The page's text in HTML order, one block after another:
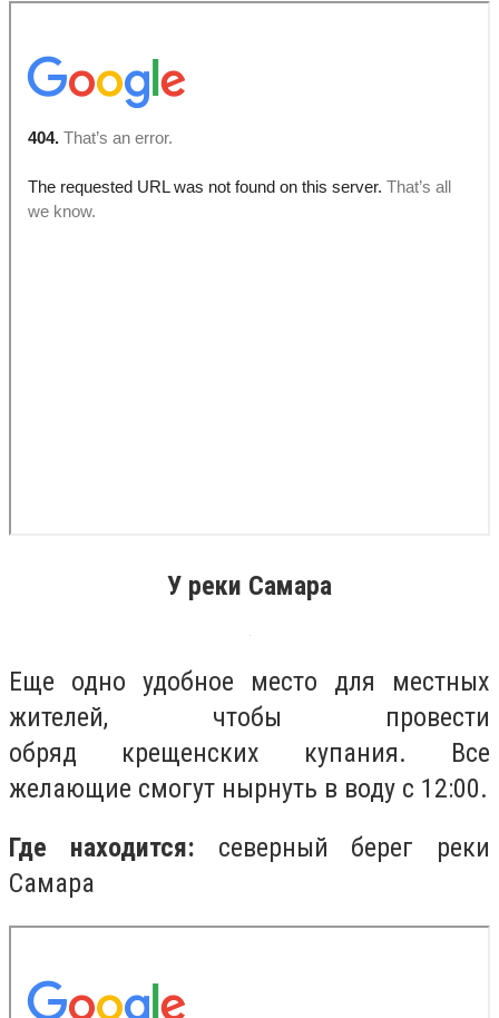
У реки Самара
Еще одно удобное место для местных
жителей, чтобы провести
обряд крещенских купания. Все
желающие смогут нырнуть в воду с 12:00.
Где находится: северный берег реки
Самара